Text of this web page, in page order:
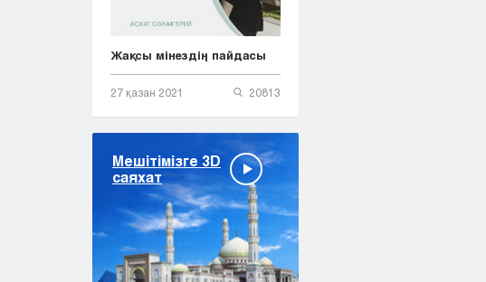
Жақсы мінездің пайдасы
27 қазан 2021 20813
Мешітімізге 3D
саяхат